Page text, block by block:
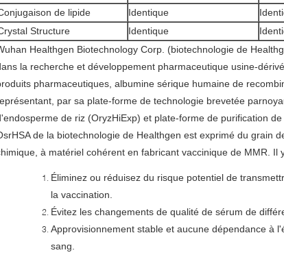
de lipide
Identique
Structure
Identique
Healthgen Biotechnology Corp. (biotechnologie de
la recherche et développement pharmaceutique usine-
pharmaceutiques, albumine sérique humaine de
par sa plate-forme de technologie brevetée
de riz (OryzHiExp) et plate-forme de purification de
de la biotechnologie de Healthgen est exprimé du grain
à matériel cohérent en fabricant vaccinique de MMR. Il
Éliminez ou réduisez du risque potentiel de
la vaccination.
Évitez les changements de qualité de sérum de
Approvisionnement stable et aucune dépendance à
sang.